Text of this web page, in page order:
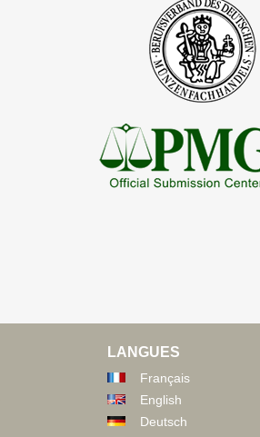
LANGUES
Français
English
Deutsch